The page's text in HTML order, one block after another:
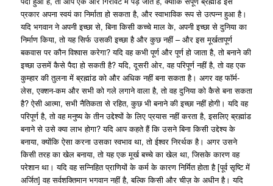
प्रकार अपना स्वयं का निर्माता हो सकता है, और स्वाभाविक रूप से उत्पन्न हुआ है।
यदि भगवान ने अपनी इच्छा से, बिना किसी कच्चे माल के, अपनी इच्छा से दुनिया का
निर्माण किया, तो यह सिर्फ उसकी इच्छा है और कुछ नहीं – और इस मूर्खतापूर्ण
बकवास पर कौन विश्वास करेगा? यदि वह कभी पूर्ण और पूर्ण हो जाता है, तो बनाने की
इच्छा उसमें कैसे पैदा हो सकती है? यदि, दूसरी ओर, वह परिपूर्ण नहीं है, तो वह एक
कुम्हार की तुलना में ब्रह्मांड को और अधिक नहीं बना सकता है। अगर वह फॉर्म-
लेस, एक्शन-कम और सभी को गले लगाने वाला है, तो वह दुनिया को कैसे बना सकता
है? ऐसी आत्मा, सभी नैतिकता से रहित, कुछ भी बनाने की इच्छा नहीं होगी। यदि वह
परिपूर्ण है, तो वह मनुष्य के तीन उद्देश्यों के लिए प्रयास नहीं करता है, इसलिए ब्रह्मांड
बनाने से उसे क्या लाभ होगा? यदि आप कहते हैं कि उसने बिना किसी उद्देश्य के
बनाया, क्योंकि ऐसा करना उसका स्वभाव था, तो ईश्वर निरर्थक है। अगर उसने
किसी तरह का खेल बनाया, तो यह एक मूर्ख बच्चे का खेल था, जिसके कारण वह
परेशान था। यदि वह सन्निहित प्राणियों के कर्म के कारण निर्मित होता है [पूर्व सृष्टि में
अर्जित] वह सर्वशक्तिमान भगवान नहीं है, बल्कि किसी और चीज़ के अधीन है। यदि